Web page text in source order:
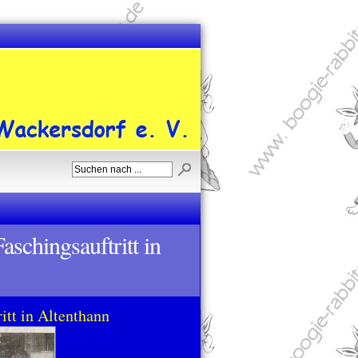
in
in Altenthann